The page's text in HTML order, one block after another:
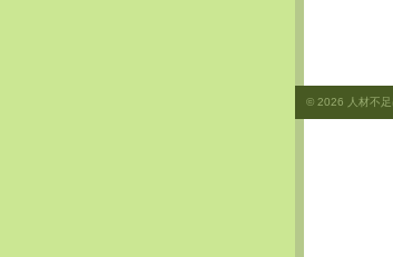
© 2026 人材不